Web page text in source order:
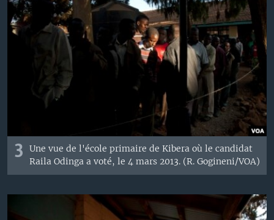
3
Une vue de l'école primaire de Kibera où le candidat
Raila Odinga a voté, le 4 mars 2013. (R. Gogineni/VOA)